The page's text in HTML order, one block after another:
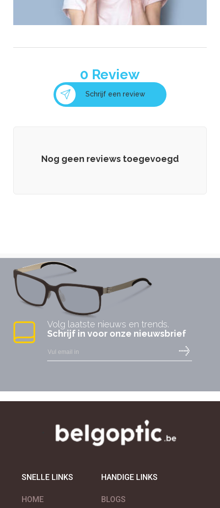
0 Review
Schrijf een review
Nog geen reviews toegevoegd
Volg laatste nieuws en trends.
Schrijf in voor onze nieuwsbrief
SNELLE LINKS
HOME
HANDIGE LINKS
BLOGS